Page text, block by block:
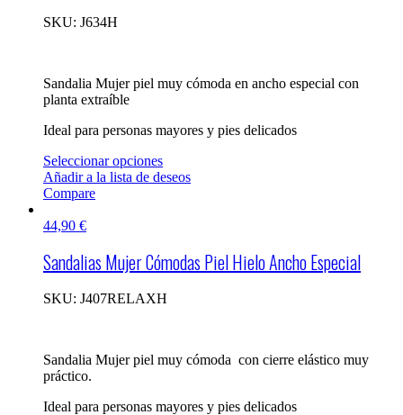
SKU: J634H
Sandalia Mujer piel muy cómoda en ancho especial con
planta extraíble
Ideal para personas mayores y pies delicados
Seleccionar opciones
Añadir a la lista de deseos
Compare
44,90 €
Sandalias Mujer Cómodas Piel Hielo Ancho Especial
SKU: J407RELAXH
Sandalia Mujer piel muy cómoda con cierre elástico muy
práctico.
Ideal para personas mayores y pies delicados